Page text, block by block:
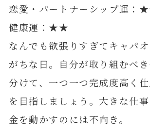
恋愛・パートナーシップ運：
健康運：★★
なんでも欲張りすぎてキャパ
がちな日。自分が取り組むべ
分けて、一つ一つ完成度高く
を目指しましょう。大きな仕
金を動かすのには不向き。